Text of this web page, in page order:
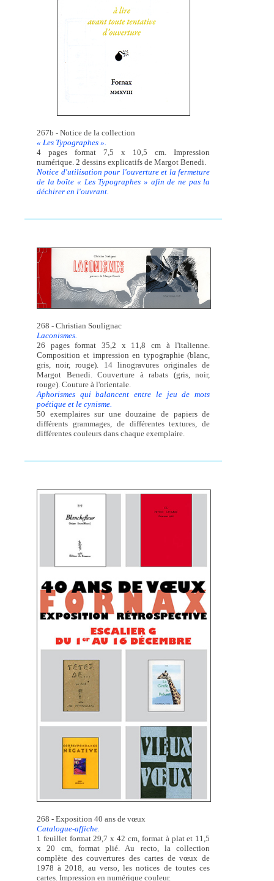
267b - Notice de la collection
« Les Typographes ».
4 pages format 7,5 x 10,5 cm. Impression
numérique. 2 dessins explicatifs de Margot Benedi.
Notice d'utilisation pour l'ouverture et la fermeture
de la boîte « Les Typographes » afin de ne pas la
déchirer en l'ouvrant.
268 - Christian Soulignac
Laconismes.
26 pages format 35,2 x 11,8 cm à l'italienne.
Composition et impression en typographie (blanc,
gris, noir, rouge). 14 linogravures originales de
Margot Benedi. Couverture à rabats (gris, noir,
rouge). Couture à l'orientale.
Aphorismes qui balancent entre le jeu de mots
poétique et le cynisme.
50 exemplaires sur une douzaine de papiers de
différents grammages, de différentes textures, de
différentes couleurs dans chaque exemplaire.
268 - Exposition 40 ans de vœux
Catalogue-affiche.
1 feuillet format 29,7 x 42 cm, format à plat et 11,5
x 20 cm, format plié. Au recto, la collection
complète des couvertures des cartes de vœux de
1978 à 2018, au verso, les notices de toutes ces
cartes. Impression en numérique couleur.